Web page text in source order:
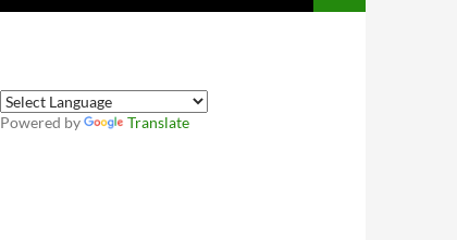
Powered by Translate